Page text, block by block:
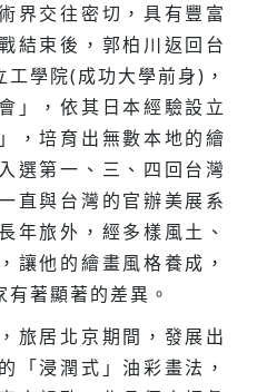
界交往密切，具有豐富
結束後，郭柏川返回台
學院(成功大學前身)，
」，依其日本經驗設立
，培育出無數本地的繪
選第一、三、四回台灣
直與台灣的官辦美展系
年旅外，經多樣風土、
讓他的繪畫風格養成，
著顯著的差異。
旅居北京期間，發展出
「浸潤式」油彩畫法，